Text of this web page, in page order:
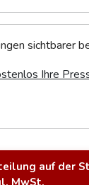
sichtbarer
Ihre
auf der
MwSt.